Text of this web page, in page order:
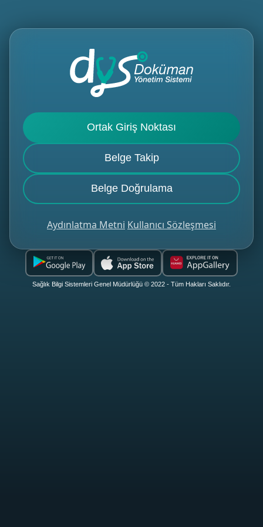
Ortak Giriş Noktası
Belge Takip
Belge Doğrulama
Aydınlatma Metni Kullanıcı Sözleşmesi
Sağlık Bilgi Sistemleri Genel Müdürlüğü © 2022 - Tüm Hakları Saklıdır.